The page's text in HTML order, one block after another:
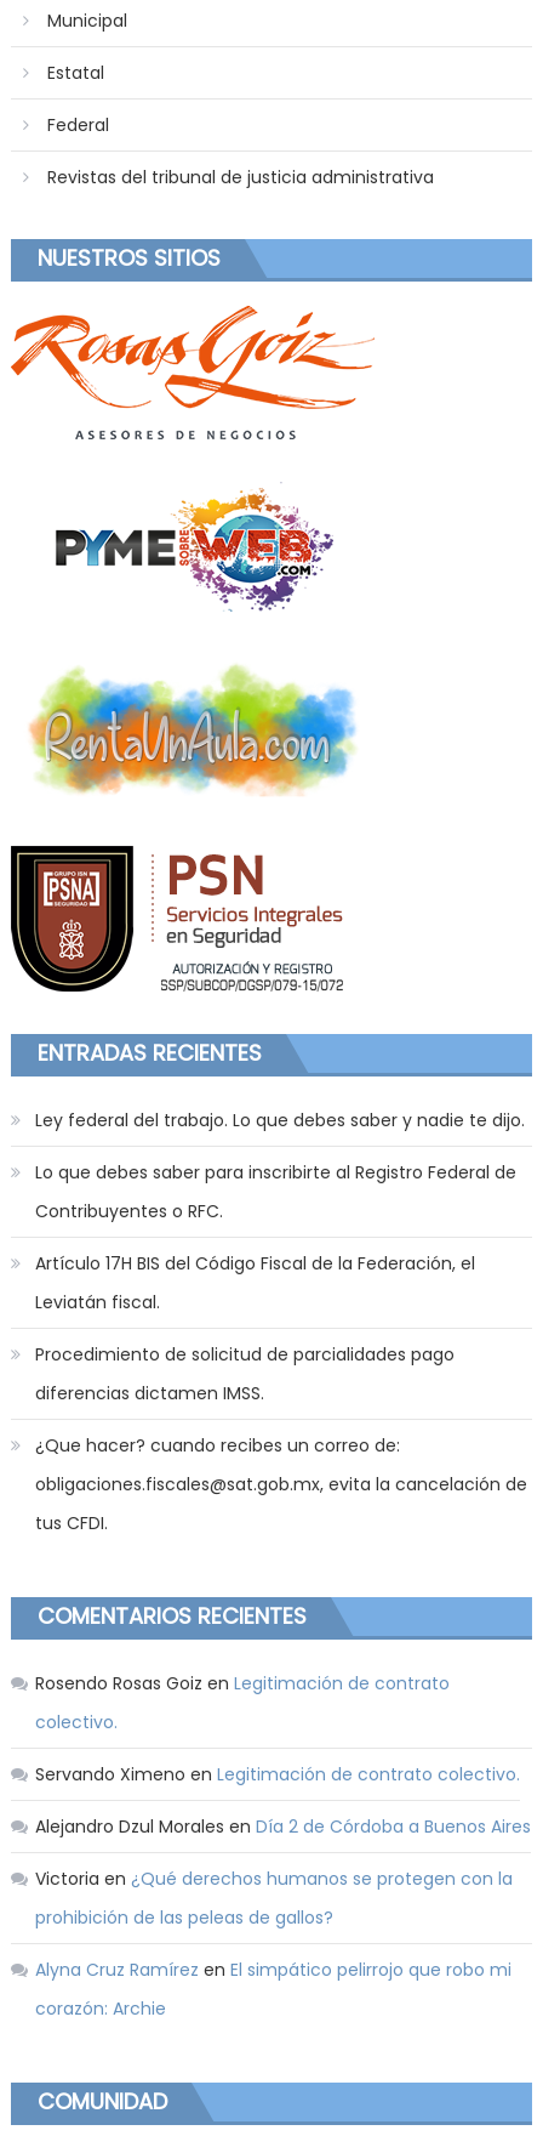
Municipal
Estatal
Federal
Revistas del tribunal de justicia administrativa
NUESTROS SITIOS
ENTRADAS RECIENTES
Ley federal del trabajo. Lo que debes saber y nadie te dijo.
Lo que debes saber para inscribirte al Registro Federal de
Contribuyentes o RFC.
Artículo 17H BIS del Código Fiscal de la Federación, el
Leviatán fiscal.
Procedimiento de solicitud de parcialidades pago
diferencias dictamen IMSS.
¿Que hacer? cuando recibes un correo de:
obligaciones.fiscales@sat.gob.mx, evita la cancelación de
tus CFDI.
COMENTARIOS RECIENTES
Rosendo Rosas Goiz en Legitimación de contrato
colectivo.
Servando Ximeno en Legitimación de contrato colectivo.
Alejandro Dzul Morales en Día 2 de Córdoba a Buenos Aires
Victoria en ¿Qué derechos humanos se protegen con la
prohibición de las peleas de gallos?
Alyna Cruz Ramírez en El simpático pelirrojo que robo mi
corazón: Archie
COMUNIDAD